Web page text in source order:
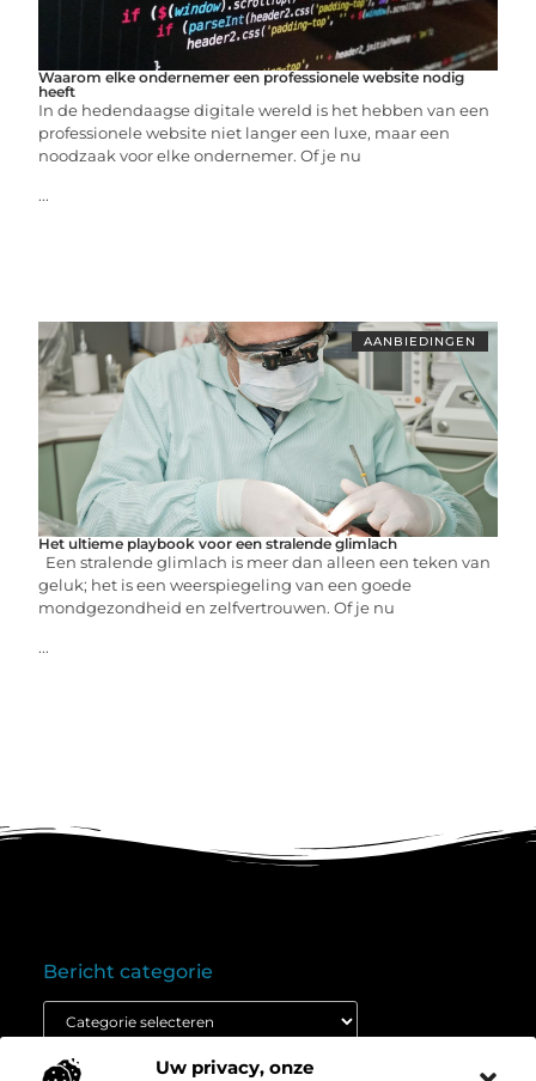
Uw privacy, onze
Waarom elke ondernemer een professionele website nodig
heeft
In de hedendaagse digitale wereld is het hebben van een
professionele website niet langer een luxe, maar een
noodzaak voor elke ondernemer. Of je nu
...
AANBIEDINGEN
Het ultieme playbook voor een stralende glimlach
Een stralende glimlach is meer dan alleen een teken van
geluk; het is een weerspiegeling van een goede
mondgezondheid en zelfvertrouwen. Of je nu
...
Onze informatie
Bericht categorie